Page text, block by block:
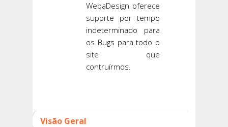
WebaDesign oferece
suporte por tempo
indeterminado para
os Bugs para todo o
site que
contruírmos.
Visão Geral